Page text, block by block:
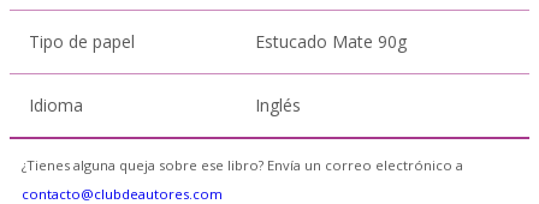
Tipo de papel Estucado Mate 90g
Idioma Inglés
¿Tienes alguna queja sobre ese libro? Envía un correo electrónico a
contacto@clubdeautores.com